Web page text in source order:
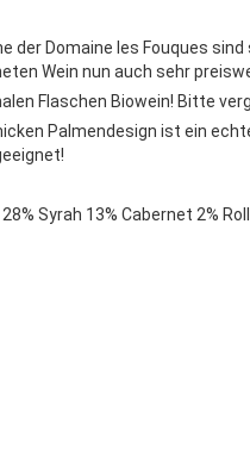
der Domaine les Fouques
Wein nun auch sehr
Flaschen Biowein! Bitte
Palmendesign ist ein
Syrah 13% Cabernet 2%